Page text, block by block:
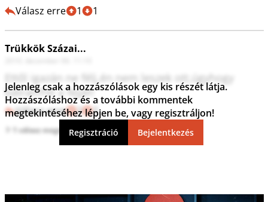
Válasz erre 1 1
Trükkök Százai...
Ettől igazán ne félj,én nem leszek ott,úgyhogy
bátran!Fel a fejjel!
Válasz erre 2 2
1 válasz megtekintése
Jelenleg csak a hozzászólások egy kis részét látja.
Hozzászóláshoz és a további kommentek
megtekintéséhez lépjen be, vagy regisztráljon!
Regisztráció Bejelentkezés